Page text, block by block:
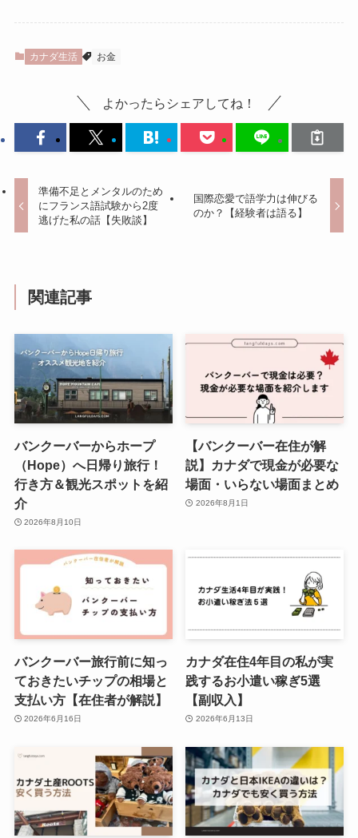
カナダ生活 お金
よかったらシェアしてね！
準備不足とメンタルのため
にフランス語試験から2度
逃げた私の話【失敗談】
国際恋愛で語学力は伸びる
のか？【経験者は語る】
関連記事
バンクーバーからホープ
（Hope）へ日帰り旅行！
行き方＆観光スポットを紹
介
2026年8月10日
【バンクーバー在住が解
説】カナダで現金が必要な
場面・いらない場面まとめ
2026年8月1日
バンクーバー旅行前に知っ
ておきたいチップの相場と
支払い方【在住者が解説】
2026年6月16日
カナダ在住4年目の私が実
践するお小遣い稼ぎ5選
【副収入】
2026年6月13日